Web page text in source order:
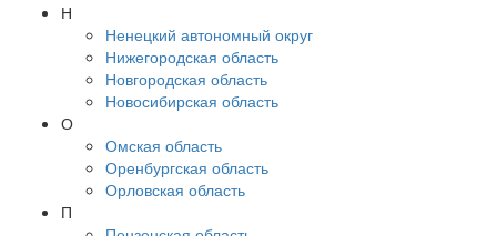
Н
Ненецкий автономный округ
Нижегородская область
Новгородская область
Новосибирская область
О
Омская область
Оренбургская область
Орловская область
П